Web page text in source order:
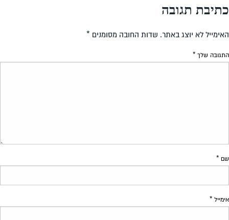
כתיבת תגובה
האימייל לא יוצג באתר. שדות החובה מסומנים *
התגובה שלך *
שם *
אימייל *